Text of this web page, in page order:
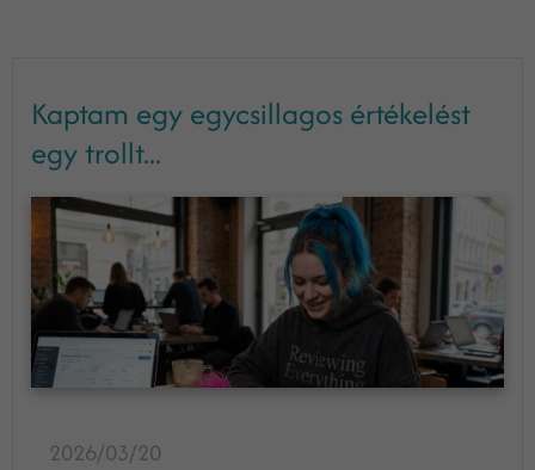
Kaptam egy egycsillagos értékelést
egy trollt...
2026/03/20